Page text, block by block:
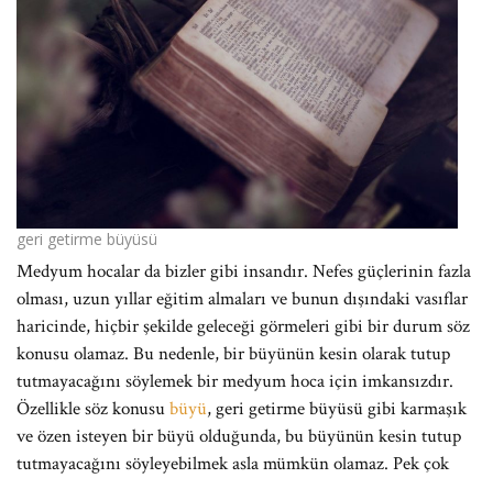
geri getirme büyüsü
Medyum hocalar da bizler gibi insandır. Nefes güçlerinin fazla
olması, uzun yıllar eğitim almaları ve bunun dışındaki vasıflar
haricinde, hiçbir şekilde geleceği görmeleri gibi bir durum söz
konusu olamaz. Bu nedenle, bir büyünün kesin olarak tutup
tutmayacağını söylemek bir medyum hoca için imkansızdır.
Özellikle söz konusubüyü, geri getirme büyüsü gibi karmaşık
ve özen isteyen bir büyü olduğunda, bu büyünün kesin tutup
tutmayacağını söyleyebilmek asla mümkün olamaz. Pek çok